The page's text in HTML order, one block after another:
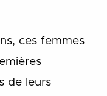
ces femmes
de leurs